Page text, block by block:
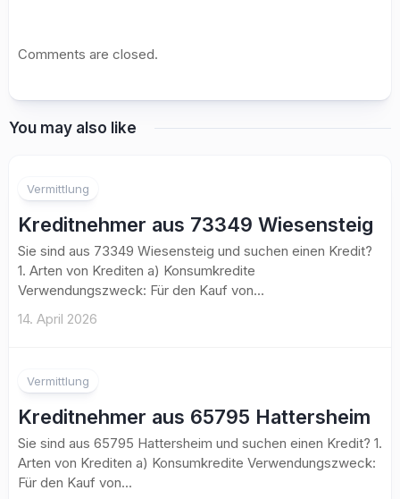
Comments are closed.
You may also like
Vermittlung
Kreditnehmer aus 73349 Wiesensteig
Sie sind aus 73349 Wiesensteig und suchen einen Kredit?
1. Arten von Krediten a) Konsumkredite
Verwendungszweck: Für den Kauf von...
14. April 2026
Vermittlung
Kreditnehmer aus 65795 Hattersheim
Sie sind aus 65795 Hattersheim und suchen einen Kredit? 1.
Arten von Krediten a) Konsumkredite Verwendungszweck:
Für den Kauf von...